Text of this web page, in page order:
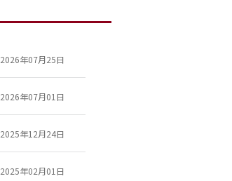
2026年07月25日
2026年07月01日
2025年12月24日
2025年02月01日